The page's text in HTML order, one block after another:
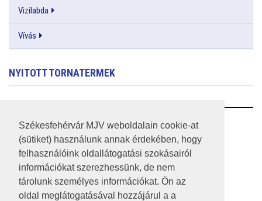
Székesfehérvár MJV weboldalain cookie-at
(sütiket) használunk annak érdekében, hogy
felhasználóink oldallátogatási szokásairól
információkat szerezhessünk, de nem
tárolunk személyes információkat. Ön az
oldal meglátogatásával hozzájárul a a
Vizilabda
Vívás
NYITOTT TORNATERMEK
RSS
A HONLAP 2017.03.31-I ÁLLAPOTA
JOGI NYILATKOZAT
IMPRESSZUM